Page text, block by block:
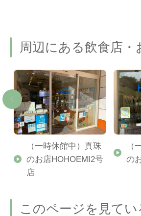
周辺にある飲食店・
（一時休館中）真珠
のお店HOHOEMI2号
店
（
の
このページを見てい